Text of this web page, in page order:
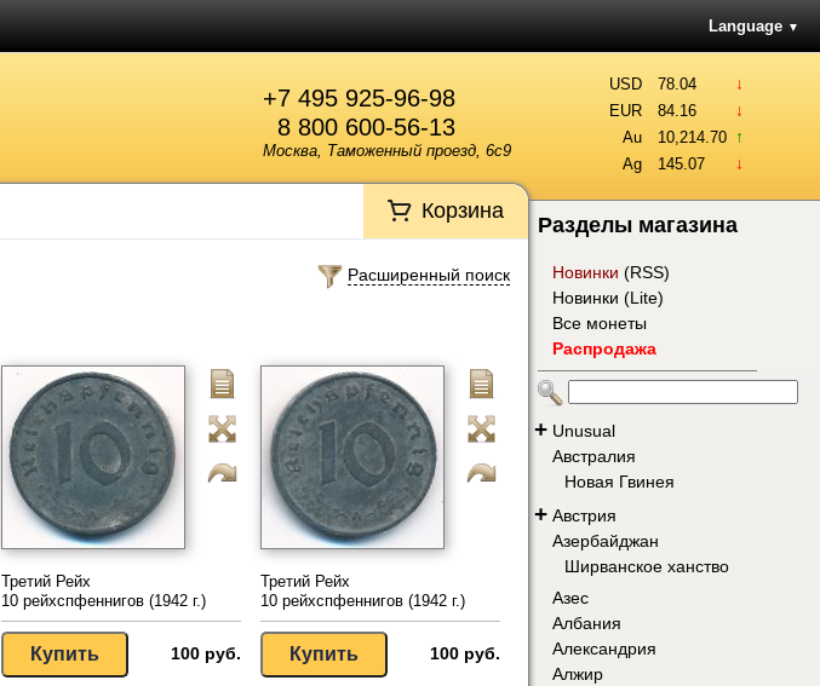
Language ▼
+7 495 925-96-98
8 800 600-56-13
Москва, Таможенный проезд, 6с9
USD 78.04 ↓
EUR 84.16 ↓
Au 10,214.70 ↑
Ag 145.07 ↓
Корзина
Расширенный поиск
Третий Рейх
10 рейхспфеннигов (1942 г.)
100 руб.
Третий Рейх
10 рейхспфеннигов (1942 г.)
100 руб.
Разделы магазина
Новинки (RSS)
Новинки (Lite)
Все монеты
Распродажа
+ Unusual
Австралия
Новая Гвинея
+ Австрия
Азербайджан
Ширванское ханство
Азес
Албания
Александрия
Алжир